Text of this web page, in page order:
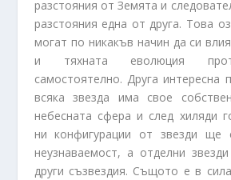
разстояния от Земята и
разстояния една от друга. Това
могат по никакъв начин да си
и тяхната еволюция
самостоятелно. Друга интересна
всяка звезда има свое
небесната сфера и след хиляди
ни конфигурации от звезди ще
неузнаваемост, а отделни
други съзвездия. Същото е в